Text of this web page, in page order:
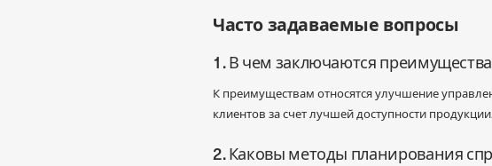
Часто задаваемые вопросы
1. В чем заключаются
К преимуществам относятся улучшение
клиентов за счет лучшей доступности
2. Каковы методы планирования